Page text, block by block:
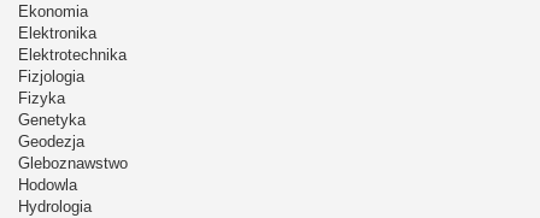
Ekonomia
Elektronika
Elektrotechnika
Fizjologia
Fizyka
Genetyka
Geodezja
Gleboznawstwo
Hodowla
Hydrologia